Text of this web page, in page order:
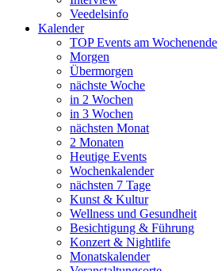
Veedelsinfo
Kalender
TOP Events am Wochenende
Morgen
Übermorgen
nächste Woche
in 2 Wochen
in 3 Wochen
nächsten Monat
2 Monaten
Heutige Events
Wochenkalender
nächsten 7 Tage
Kunst & Kultur
Wellness und Gesundheit
Besichtigung & Führung
Konzert & Nightlife
Monatskalender